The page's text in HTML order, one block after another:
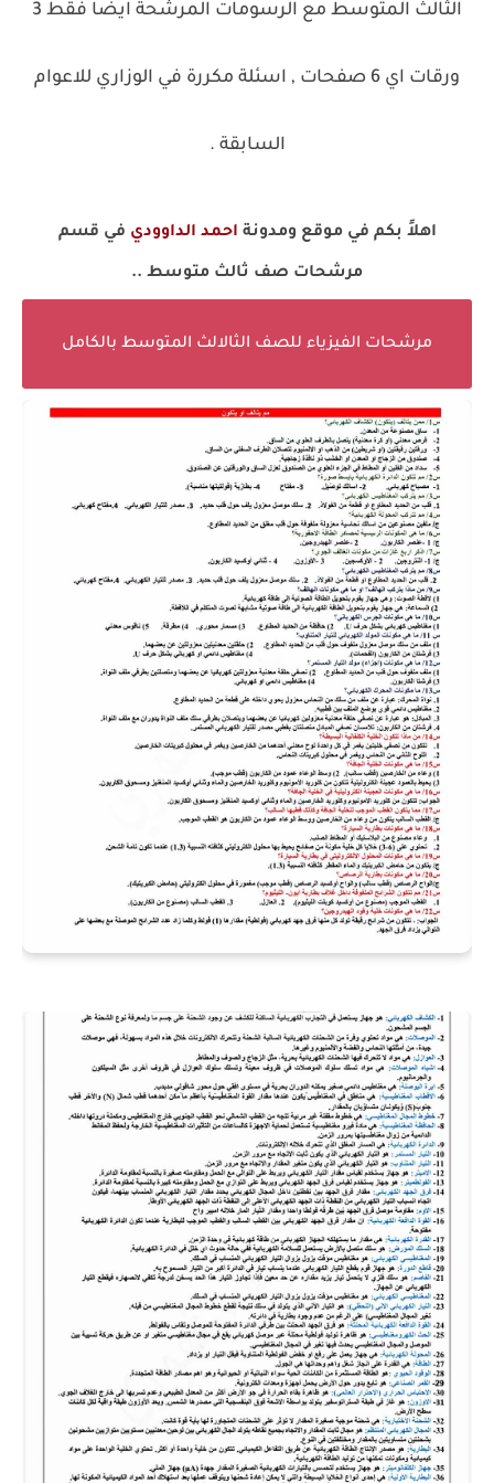
الثالث المتوسط مع الرسومات المرشحة ايضاً فقط 3
ورقات اي 6 صفحات , اسئلة مكررة في الوزاري للاعوام
السابقة .
اهلاً بكم في موقع ومدونة احمد الداوودي في قسم
مرشحات صف ثالث متوسط ..
مرشحات الفيزياء للصف الثالالث المتوسط بالكامل